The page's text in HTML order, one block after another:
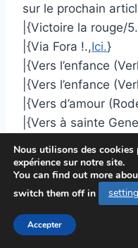
sur le prochain
|{Victoire la rouge/
|{Via Fora !.,Ici.}
|{Vers l’enfance
|{Vers l’enfance
|{Vers d’amour
|{Vers à sainte
presse.. Suite sur le
|{Valentines et
ICI.. Suite sur le
|{Valentines et
dossier.}
Nous utilisons des
expérience sur notre site.
You can find out more
switch them off in
Accepter